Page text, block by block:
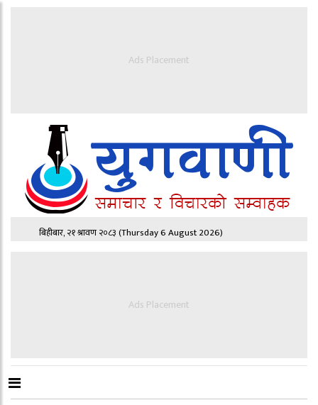
Ads Placement
बिहीबार, २१ श्रावण २०८३(Thursday 6 August 2026)
Ads Placement